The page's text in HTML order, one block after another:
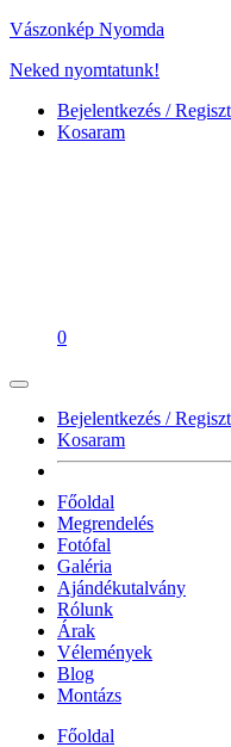
Vászonkép Nyomda
Neked nyomtatunk!
Bejelentkezés /
Kosaram
0
Bejelentkezés /
Kosaram
Főoldal
Megrendelés
Fotófal
Galéria
Ajándékutalvány
Rólunk
Árak
Vélemények
Blog
Montázs
Főoldal